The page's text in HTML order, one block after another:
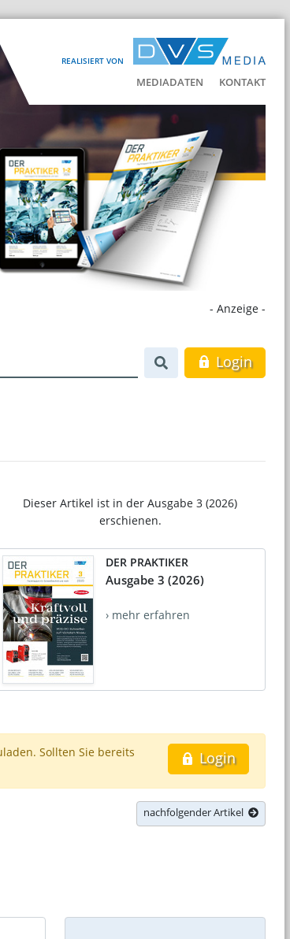
REALISIERT VON
MEDIADATEN KONTAKT
- Anzeige -
Login
Dieser Artikel ist in der Ausgabe 3 (2026)
erschienen.
DER PRAKTIKER
Ausgabe 3 (2026)
› mehr erfahren
Login
Sollten Sie bereits
nachfolgender Artikel